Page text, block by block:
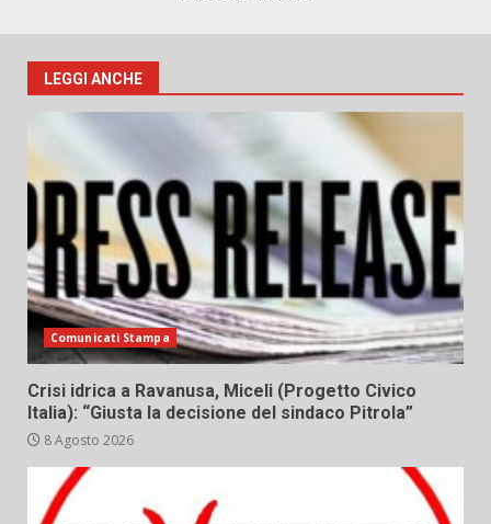
LEGGI ANCHE
Comunicati Stampa
Crisi idrica a Ravanusa, Miceli (Progetto Civico
Italia): “Giusta la decisione del sindaco Pitrola”
8 Agosto 2026